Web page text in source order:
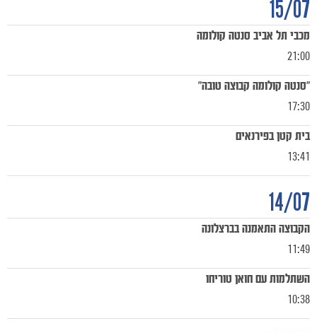
15/07
21:00
מכבי תל אביב סנטה קולומה
17:30
"סנטה קולומה קבוצה טובה"
13:41
בית קטן בפירנאים
14/07
11:49
הקבוצה התאמנה בברצלונה
10:38
השתלמות עם חואן טוריחו